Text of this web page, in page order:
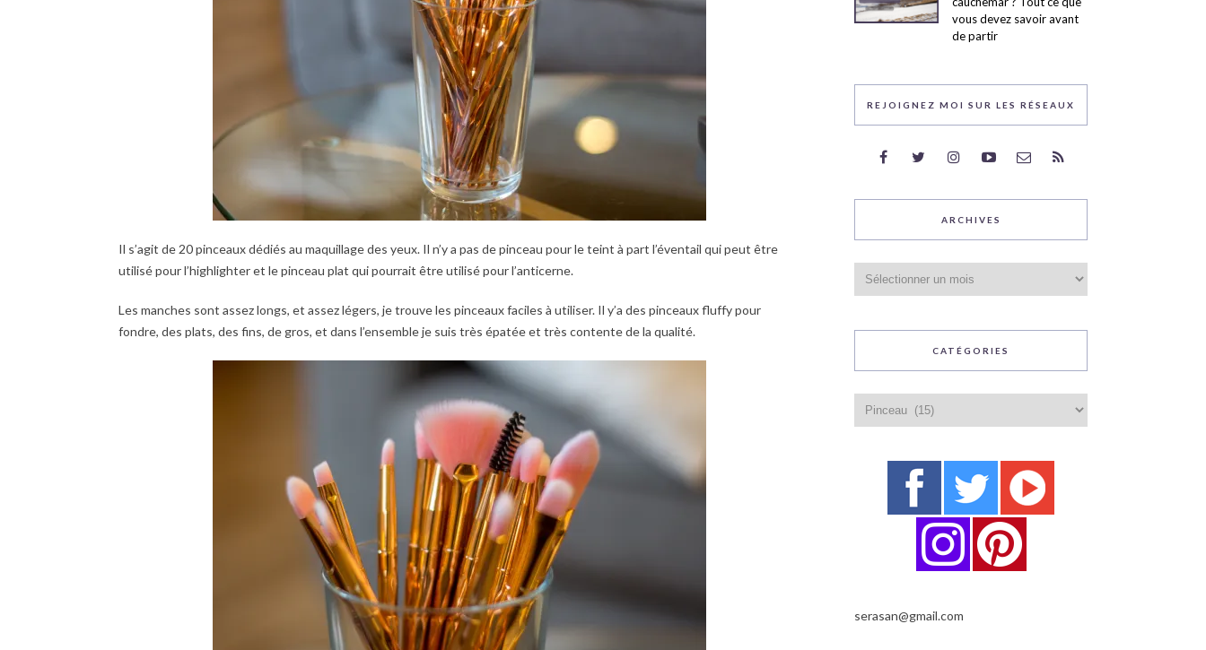
Il s’agit de 20 pinceaux dédiés au maquillage des yeux. Il n’y a pas de pinceau pour le teint à part l’éventail qui peut être
utilisé pour l’highlighter et le pinceau plat qui pourrait être utilisé pour l’anticerne.
Les manches sont assez longs, et assez légers, je trouve les pinceaux faciles à utiliser. Il y’a des pinceaux fluffy pour
fondre, des plats, des fins, de gros, et dans l’ensemble je suis très épatée et très contente de la qualité.
vous devez savoir avant
de partir
REJOIGNEZ MOI SUR LES RÉSEAUX
ARCHIVES
CATÉGORIES
serasan@gmail.com